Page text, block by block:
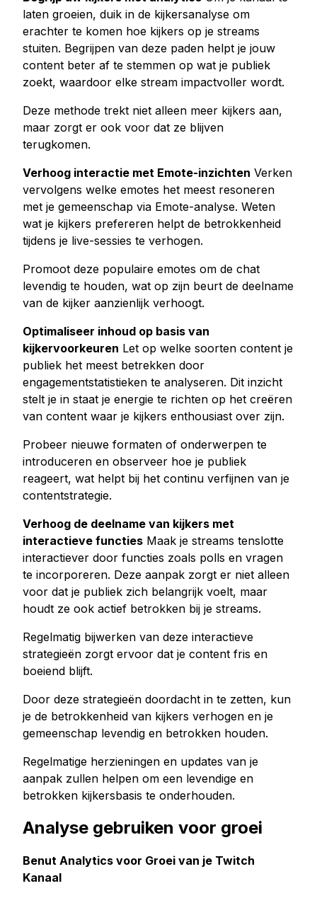
laten groeien, duik in de kijkersanalyse om
erachter te komen hoe kijkers op je streams
stuiten. Begrijpen van deze paden helpt je jouw
content beter af te stemmen op wat je publiek
zoekt, waardoor elke stream impactvoller wordt.
Deze methode trekt niet alleen meer kijkers aan,
maar zorgt er ook voor dat ze blijven
terugkomen.
Verhoog interactie met Emote-inzichten Verken
vervolgens welke emotes het meest resoneren
met je gemeenschap via Emote-analyse. Weten
wat je kijkers prefereren helpt de betrokkenheid
tijdens je live-sessies te verhogen.
Promoot deze populaire emotes om de chat
levendig te houden, wat op zijn beurt de deelname
van de kijker aanzienlijk verhoogt.
Optimaliseer inhoud op basis van
kijkervoorkeuren Let op welke soorten content je
publiek het meest betrekken door
engagementstatistieken te analyseren. Dit inzicht
stelt je in staat je energie te richten op het creëren
van content waar je kijkers enthousiast over zijn.
Probeer nieuwe formaten of onderwerpen te
introduceren en observeer hoe je publiek
reageert, wat helpt bij het continu verfijnen van je
contentstrategie.
Verhoog de deelname van kijkers met
interactieve functies Maak je streams tenslotte
interactiever door functies zoals polls en vragen
te incorporeren. Deze aanpak zorgt er niet alleen
voor dat je publiek zich belangrijk voelt, maar
houdt ze ook actief betrokken bij je streams.
Regelmatig bijwerken van deze interactieve
strategieën zorgt ervoor dat je content fris en
boeiend blijft.
Door deze strategieën doordacht in te zetten, kun
je de betrokkenheid van kijkers verhogen en je
gemeenschap levendig en betrokken houden.
Regelmatige herzieningen en updates van je
aanpak zullen helpen om een levendige en
betrokken kijkersbasis te onderhouden.
Analyse gebruiken voor groei
Benut Analytics voor Groei van je Twitch
Kanaal